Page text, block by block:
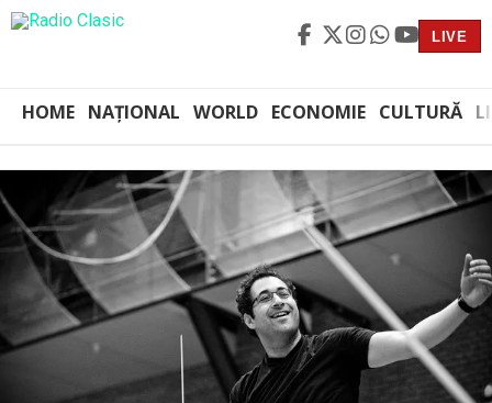
LIVE
HOME NAȚIONAL WORLD ECONOMIE CULTURĂ